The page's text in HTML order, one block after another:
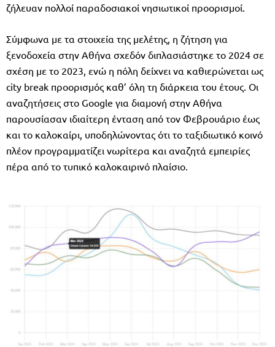
ζήλευαν πολλοί παραδοσιακοί νησιωτικοί προορισμοί.
Σύμφωνα με τα στοιχεία της μελέτης, η ζήτηση για
ξενοδοχεία στην Αθήνα σχεδόν διπλασιάστηκε το 2024 σε
σχέση με το 2023, ενώ η πόλη δείχνει να καθιερώνεται ως
city break προορισμός καθ’ όλη τη διάρκεια του έτους. Οι
αναζητήσεις στο Google για διαμονή στην Αθήνα
παρουσίασαν ιδιαίτερη ένταση από τον Φεβρουάριο έως
και το καλοκαίρι, υποδηλώνοντας ότι το ταξιδιωτικό κοινό
πλέον προγραμματίζει νωρίτερα και αναζητά εμπειρίες
πέρα από το τυπικό καλοκαιρινό πλαίσιο.